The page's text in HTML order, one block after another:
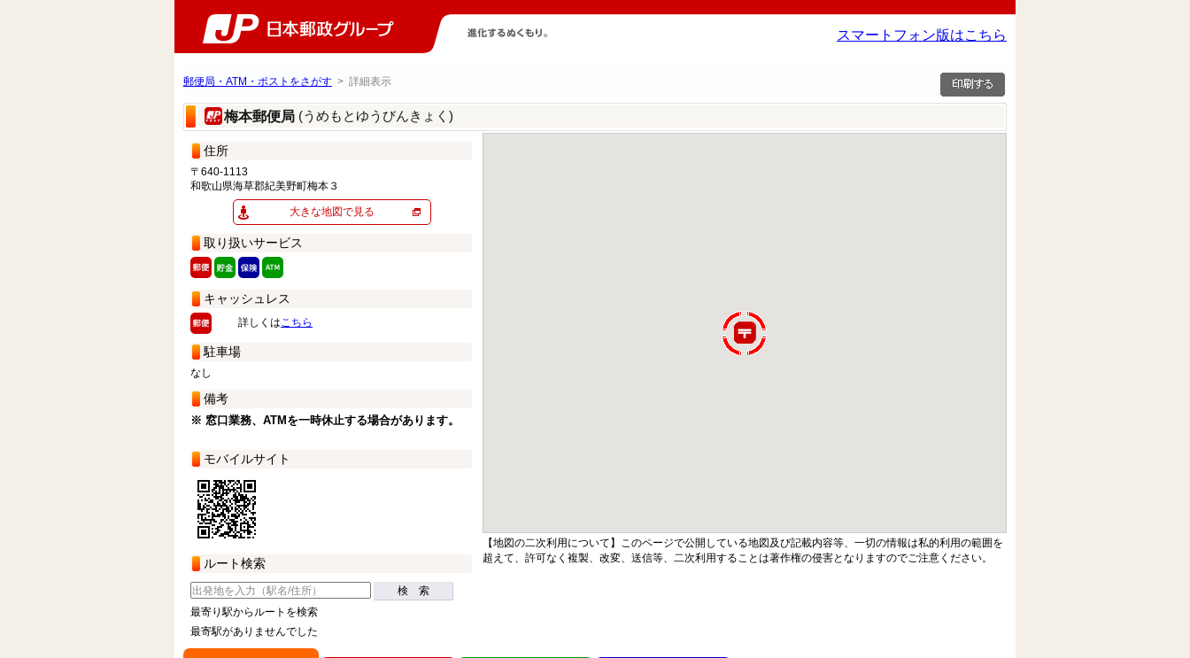
スマートフォン版はこちら
郵便局・ATM・ポストをさがす > 詳細表示
梅本郵便局 (うめもとゆうびんきょく)
住所
〒640-1113
和歌山県海草郡紀美野町梅本３
大きな地図で見る
取り扱いサービス
キャッシュレス
詳しくはこちら
駐車場
なし
備考
※ 窓口業務、ATMを一時休止する場合があります。
モバイルサイト
ルート検索
検 索
最寄り駅からルートを検索
最寄駅がありませんでした
【地図の二次利用について】このページで公開している地図及び記載内容等、一切の情報は私的利用の範囲を
超えて、許可なく複製、改変、送信等、二次利用することは著作権の侵害となりますのでご注意ください。